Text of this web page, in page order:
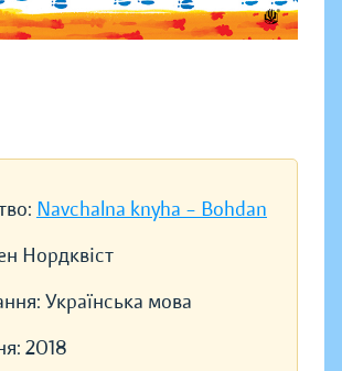
Navchalna knyha – Bohdan
Нордквіст
Українська мова
2018